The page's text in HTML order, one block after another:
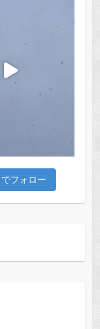
でフォロー